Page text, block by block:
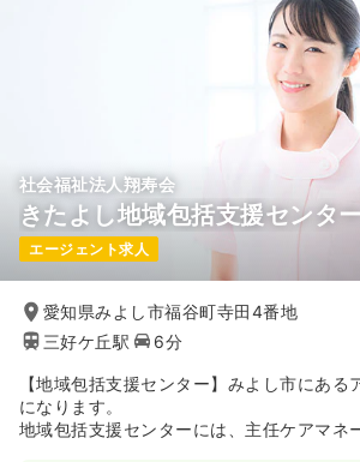
社会福祉法人翔寿会
きたよし地域包括支援センター
エージェント求人
愛知県みよし市福谷町寺田4番地
三好ケ丘駅
6分
【地域包括支援センター】みよし市にある
になります。
地域包括支援センターには、主任ケアマネ